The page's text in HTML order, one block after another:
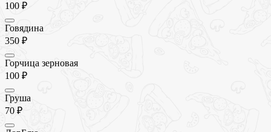
100 ₽
Говядина
350 ₽
Горчица зерновая
100 ₽
Груша
70 ₽